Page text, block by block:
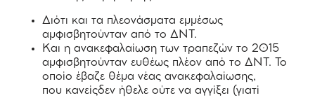
Διότι και τα πλεονάσματα εμμέσως
αμφισβητούνταν από το ΔΝΤ.
Και η ανακεφαλαίωση των τραπεζών το 2015
αμφισβητούνταν ευθέως πλέον από το ΔΝΤ. Το
οποίο έβαζε θέμα νέας ανακεφαλαίωσης,
που κανείςδεν ήθελε ούτε να αγγίξει (γιατί